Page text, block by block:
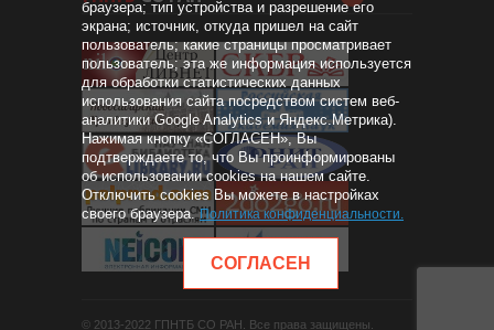
© 2013-2022 ГПНТБ СО РАН. Все права защищены.
браузера; тип устройства и разрешение его
экрана; источник, откуда пришел на сайт
пользователь; какие страницы просматривает
пользователь; эта же информация используется
для обработки статистических данных
использования сайта посредством систем веб-
аналитики Google Analytics и Яндекс.Метрика).
Нажимая кнопку «СОГЛАСЕН», Вы
подтверждаете то, что Вы проинформированы
об использовании cookies на нашем сайте.
Отключить cookies Вы можете в настройках
своего браузера.Политика конфиденциальности.
СОГЛАСЕН